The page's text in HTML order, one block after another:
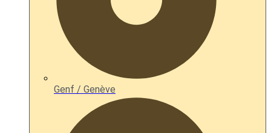
Genf / Genève